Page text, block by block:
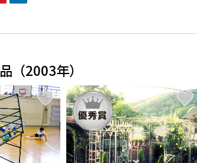
（2003年）